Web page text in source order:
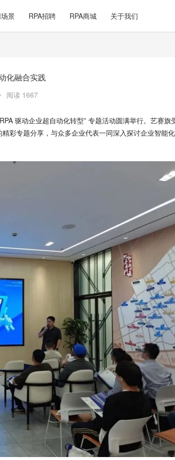
景 RPA招聘 RPA商城 关于我们
化融合实践
• 阅读 1667
驱动企业超自动化转型” 专题活动圆满举行。艺赛旗
精彩专题分享，与众多企业代表一同深入探讨企业智能